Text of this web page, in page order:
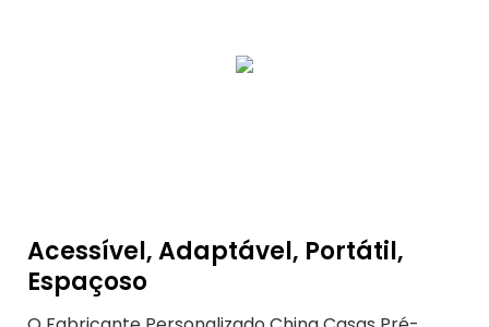
Acessível, Adaptável, Portátil,
Espaçoso